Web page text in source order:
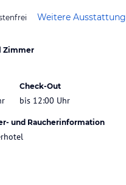
Weitere Ausstattung
Zimmer
Check-Out
bis 12:00 Uhr
und Raucherinformation